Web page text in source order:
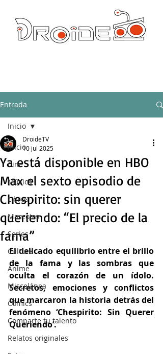
Entrada
Inicio
Cine
Música
Libros
Mascotas
Series
Cultura
Anime
Miscelánea
Cómics
Comparte tu talento
Relatos originales
Inicio
Ya está disponible en HBO
Max el sexto episodio de
Chespirito: sin querer
queriendo: “El precio de la
fama”
DroideTV
10 jul 2025
El delicado equilibrio entre el brillo
de la fama y las sombras que
oculta el corazón de un ídolo.
Secretos, emociones y conflictos
que marcaron la historia detrás del
fenómeno ‘Chespirito: Sin Querer
Queriendo’.